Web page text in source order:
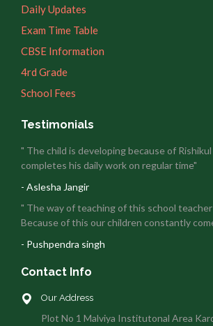
Daily Updates
Exam Time Table
CBSE Information
4rd Grade
School Fees
Testimonials
" The child is developing because of
completes his daily work on regular time"
- Aslesha Jangir
" The way of teaching of this school teacher
Because of this our children constantly
- Pushpendra singh
Contact Info
Our Address
Plot No 1 Malviya Institutonal Area